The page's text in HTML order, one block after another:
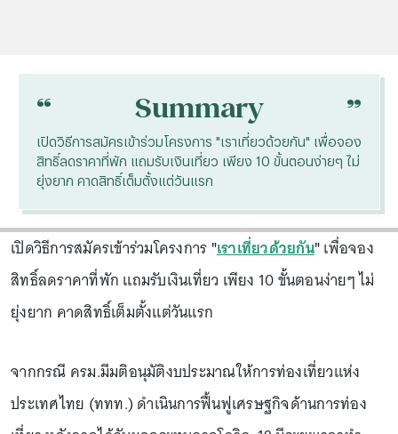
“ Summary “
เปิดวิธีการสมัครเข้าร่วมโครงการ "เราเที่ยวด้วยกัน" เพื่อจอง
สิทธิ์ลดราคาที่พัก แถมรับเงินเที่ยว เพียง 10 ขั้นตอนง่ายๆ ไม่
ยุ่งยาก คาดสิทธิ์เต็มตั้งแต่วันแรก
เปิดวิธีการสมัครเข้าร่วมโครงการ "เราเที่ยวด้วยกัน"เพื่อจอง
สิทธิ์ลดราคาที่พัก แถมรับเงินเที่ยว เพียง 10 ขั้นตอนง่ายๆ ไม่
ยุ่งยาก คาดสิทธิ์เต็มตั้งแต่วันแรก
จากกรณี ครม.มีมติอนุมัติงบประมาณให้การท่องเที่ยวแห่ง
ประเทศไทย (ททท.) ดำเนินการฟื้นฟูเศรษฐกิจด้านการท่อง